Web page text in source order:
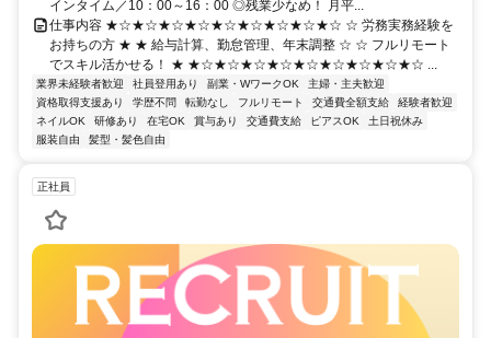
インタイム／10：00～16：00 ◎残業少なめ！ 月平...
仕事内容 ★☆★☆★☆★☆★☆★☆★☆★☆★☆ ☆ 労務実務経験を
お持ちの方 ★ ★ 給与計算、勤怠管理、年末調整 ☆ ☆ フルリモート
でスキル活かせる！ ★ ★☆★☆★☆★☆★☆★☆★☆★☆★☆ ...
業界未経験者歓迎 社員登用あり 副業・WワークOK
主婦・主夫歓迎
資格取得支援あり
学歴不問 転勤なし フルリモート 交通費全額支給
経験者歓迎
ネイルOK
研修あり 在宅OK 賞与あり 交通費支給 ピアスOK
土日祝休み
服装自由
髪型・髪色自由
正社員